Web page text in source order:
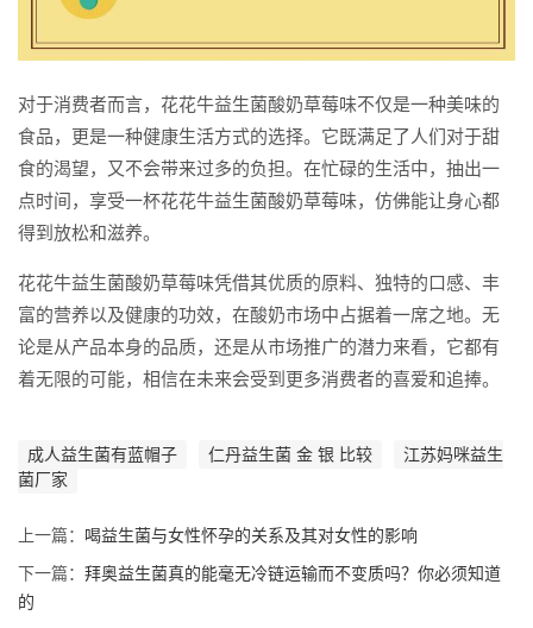
对于消费者而言，花花牛益生菌酸奶草莓味不仅是一种美味的
食品，更是一种健康生活方式的选择。它既满足了人们对于甜
食的渴望，又不会带来过多的负担。在忙碌的生活中，抽出一
点时间，享受一杯花花牛益生菌酸奶草莓味，仿佛能让身心都
得到放松和滋养。
花花牛益生菌酸奶草莓味凭借其优质的原料、独特的口感、丰
富的营养以及健康的功效，在酸奶市场中占据着一席之地。无
论是从产品本身的品质，还是从市场推广的潜力来看，它都有
着无限的可能，相信在未来会受到更多消费者的喜爱和追捧。
成人益生菌有蓝帽子 仁丹益生菌 金 银 比较
江苏妈咪益生
菌厂家
上一篇： 喝益生菌与女性怀孕的关系及其对女性的影响
下一篇： 拜奥益生菌真的能毫无冷链运输而不变质吗？你必须知道
的